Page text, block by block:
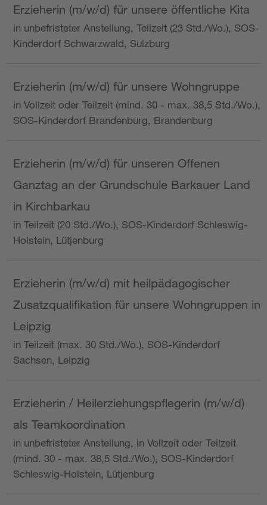
Erzieherin (m/w/d) für unsere öffentliche Kita
in unbefristeter Anstellung, Teilzeit (23 Std./Wo.), SOS-
Kinderdorf Schwarzwald, Sulzburg
Erzieherin (m/w/d) für unsere Wohngruppe
in Vollzeit oder Teilzeit (mind. 30 - max. 38,5 Std./Wo.),
SOS-Kinderdorf Brandenburg, Brandenburg
Erzieherin (m/w/d) für unseren Offenen
Ganztag an der Grundschule Barkauer Land
in Kirchbarkau
in Teilzeit (20 Std./Wo.), SOS-Kinderdorf Schleswig-
Holstein, Lütjenburg
Erzieherin (m/w/d) mit heilpädagogischer
Zusatzqualifikation für unsere Wohngruppen in
Leipzig
in Teilzeit (max. 30 Std./Wo.), SOS-Kinderdorf
Sachsen, Leipzig
Erzieherin / Heilerziehungspflegerin (m/w/d)
als Teamkoordination
in unbefristeter Anstellung, in Vollzeit oder Teilzeit
(mind. 30 - max. 38,5 Std./Wo.), SOS-Kinderdorf
Schleswig-Holstein, Lütjenburg